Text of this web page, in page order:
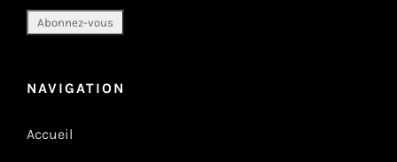
NAVIGATION
Accueil